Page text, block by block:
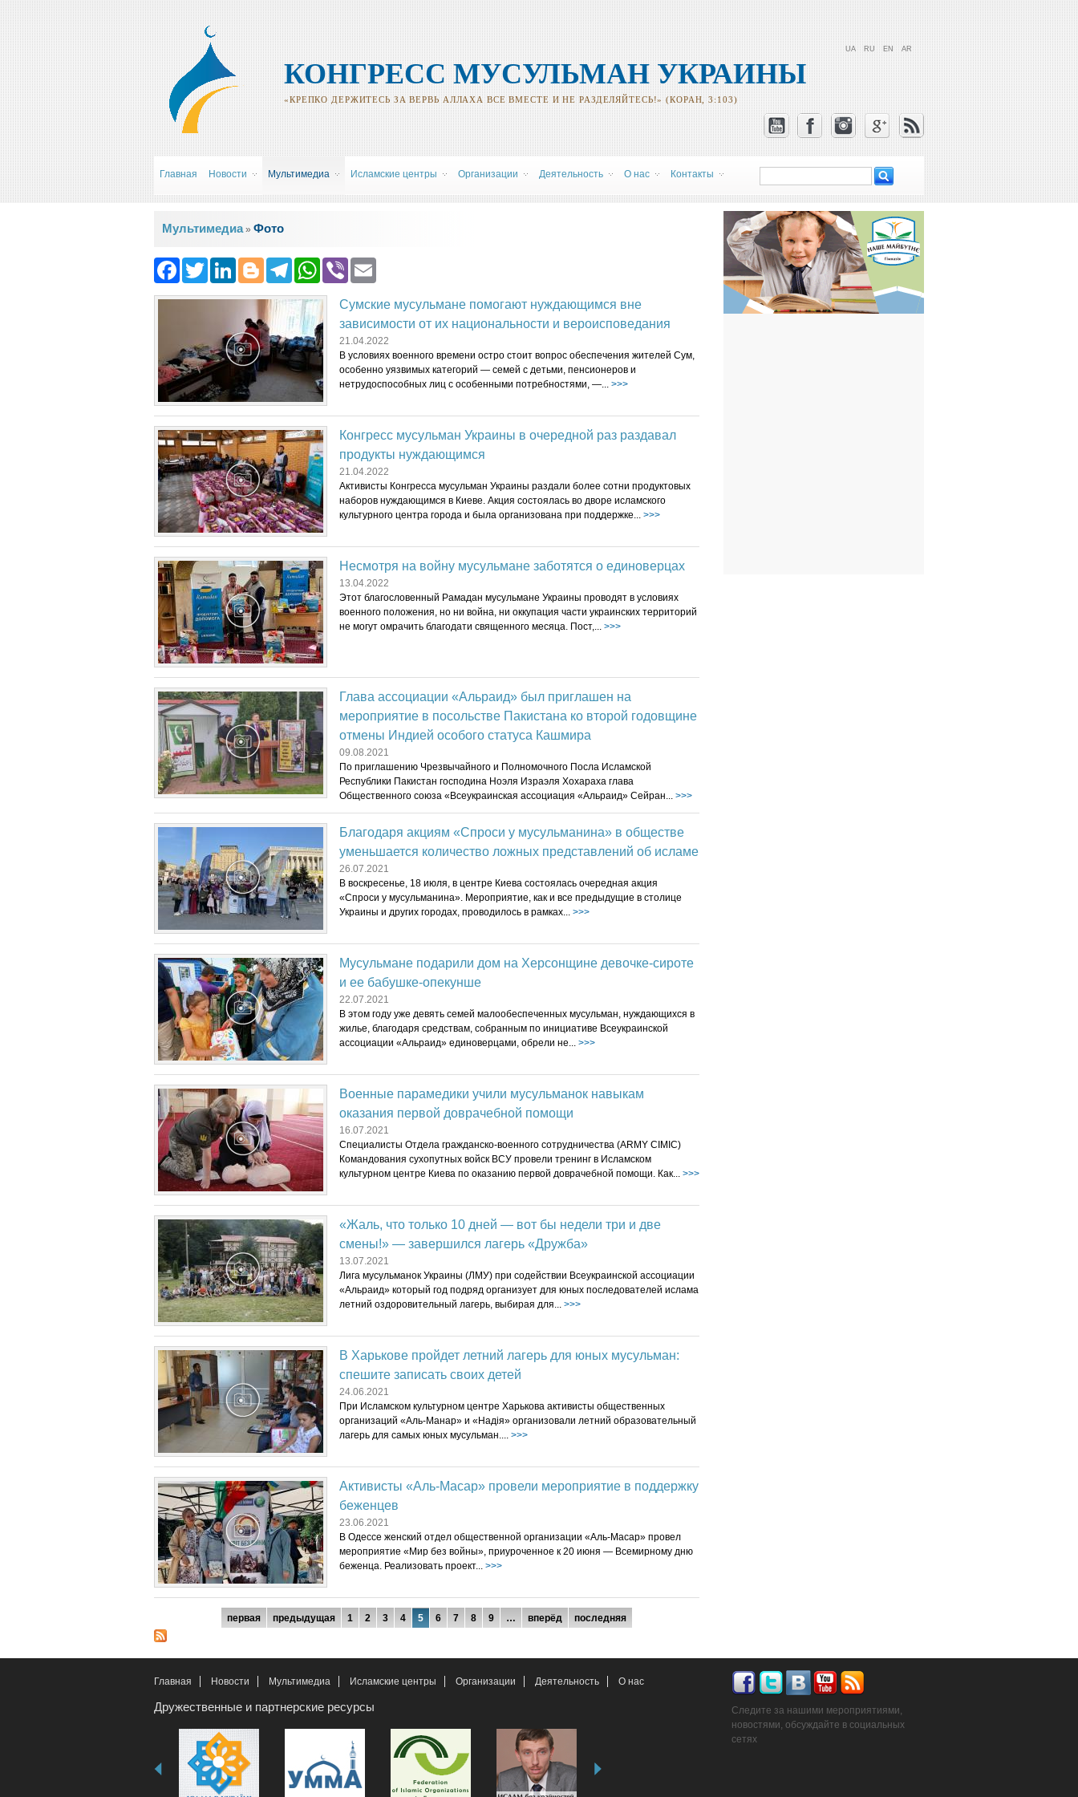
КОНГРЕСС МУСУЛЬМАН УКРАИНЫ
«КРЕПКО ДЕРЖИТЕСЬ ЗА ВЕРВЬ АЛЛАХА ВСЕ ВМЕСТЕ И НЕ РАЗДЕЛЯЙТЕСЬ!» (КОРАН, 3:103)
UA RU EN AR
Главная Новости Мультимедиа Исламские центры Oрганизации Деятельность О нас Контакты Форма поиска
Вы здесь
Мультимедиа» Фото
Facebook
Twitter
LinkedIn
Blogger
Telegram
WhatsApp
Viber
Сумские мусульмане помогают нуждающимся вне
зависимости от их национальности и вероисповедания
21.04.2022
В условиях военного времени остро стоит вопрос обеспечения жителей Сум,
особенно уязвимых категорий — семей с детьми, пенсионеров и
нетрудоспособных лиц с особенными потребностями, —... >>>
Конгресс мусульман Украины в очередной раз раздавал
продукты нуждающимся
21.04.2022
Активисты Конгресса мусульман Украины раздали более сотни продуктовых
наборов нуждающимся в Киеве. Акция состоялась во дворе исламского
культурного центра города и была организована при поддержке... >>>
Несмотря на войну мусульмане заботятся о единоверцах
13.04.2022
Этот благословенный Рамадан мусульмане Украины проводят в условиях
военного положения, но ни война, ни оккупация части украинских территорий
не могут омрачить благодати священного месяца. Пост,... >>>
Глава ассоциации «Альраид» был приглашен на
мероприятие в посольстве Пакистана ко второй годовщине
отмены Индией особого статуса Кашмира
09.08.2021
По приглашению Чрезвычайного и Полномочного Посла Исламской
Республики Пакистан господина Ноэля Израэля Хохараха глава
Общественного союза «Всеукраинская ассоциация «Альраид» Сейран... >>>
Благодаря акциям «Спроси у мусульманина» в обществе
уменьшается количество ложных представлений об исламе
26.07.2021
В воскресенье, 18 июля, в центре Киева состоялась очередная акция
«Спроси у мусульманина». Мероприятие, как и все предыдущие в столице
Украины и других городах, проводилось в рамках... >>>
Мусульмане подарили дом на Херсонщине девочке-сироте
и ее бабушке-опекунше
22.07.2021
В этом году уже девять семей малообеспеченных мусульман, нуждающихся в
жилье, благодаря средствам, собранным по инициативе Всеукраинской
ассоциации «Альраид» единоверцами, обрели не... >>>
Военные парамедики учили мусульманок навыкам
оказания первой доврачебной помощи
16.07.2021
Специалисты Отдела гражданско-военного сотрудничества (ARMY CIMIC)
Командования сухопутных войск ВСУ провели тренинг в Исламском
культурном центре Киева по оказанию первой доврачебной помощи. Как... >>>
«Жаль, что только 10 дней — вот бы недели три и две
смены!» — завершился лагерь «Дружба»
13.07.2021
Лига мусульманок Украины (ЛМУ) при содействии Всеукраинской ассоциации
«Альраид» который год подряд организует для юных последователей ислама
летний оздоровительный лагерь, выбирая для... >>>
В Харькове пройдет летний лагерь для юных мусульман:
спешите записать своих детей
24.06.2021
При Исламском культурном центре Харькова активисты общественных
организаций «Аль-Манар» и «Надія» организовали летний образовательный
лагерь для самых юных мусульман.... >>>
Активисты «Аль-Масар» провели мероприятие в поддержку
беженцев
23.06.2021
В Одессе женский отдел общественной организации «Аль-Масар» провел
мероприятие «Мир без войны», приуроченное к 20 июня — Всемирному дню
беженца. Реализовать проект... >>>
Страницы
первая предыдущая 1 2 3 4 5 6 7 8 9 … вперёд последняя
Следите за нашими мероприятиями,
новостями, обсуждайте в социальных
сетях
Главная Новости Мультимедиа Исламские центры Организации Деятельность О нас
Дружественные и партнерские ресурсы